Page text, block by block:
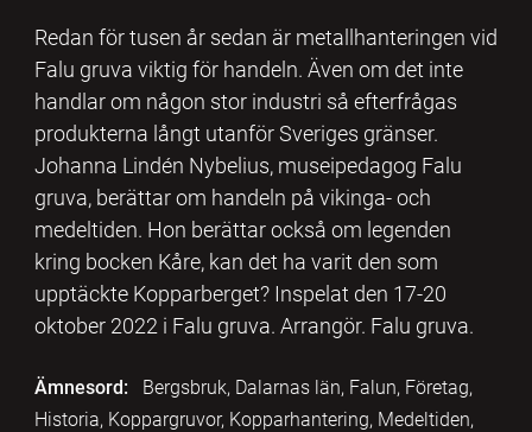
Redan för tusen år sedan är metallhanteringen vid
Falu gruva viktig för handeln. Även om det inte
handlar om någon stor industri så efterfrågas
produkterna långt utanför Sveriges gränser.
Johanna Lindén Nybelius, museipedagog Falu
gruva, berättar om handeln på vikinga- och
medeltiden. Hon berättar också om legenden
kring bocken Kåre, kan det ha varit den som
upptäckte Kopparberget? Inspelat den 17-20
oktober 2022 i Falu gruva. Arrangör. Falu gruva.
Ämnesord:
Bergsbruk, Dalarnas län, Falun, Företag,
Historia, Koppargruvor, Kopparhantering, Medeltiden,